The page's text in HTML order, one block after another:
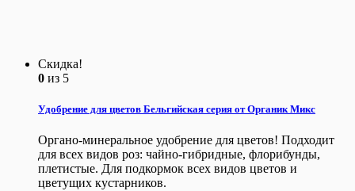
Скидка!
0 из 5
Удобрение для цветов Бельгийская серия от Органик Микс
Органо-минеральное удобрение для цветов! Подходит
для всех видов роз: чайно-гибридные, флорибунды,
плетистые. Для подкормок всех видов цветов и
цветущих кустарников.